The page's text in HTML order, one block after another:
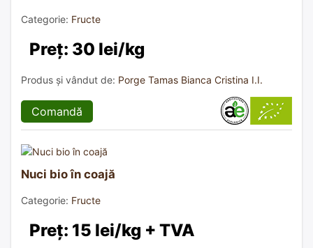
Categorie: Fructe
Preț: 30 lei/kg
Produs și vândut de: Porge Tamas Bianca Cristina I.I.
Comandă
Nuci bio în coajă
Categorie: Fructe
Preț: 15 lei/kg + TVA